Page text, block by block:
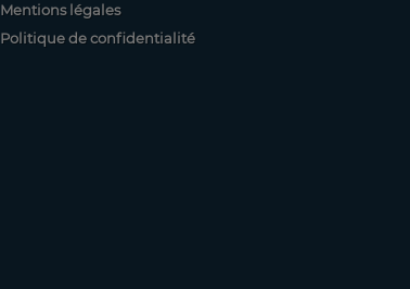
Mentions légales
Politique de confidentialité